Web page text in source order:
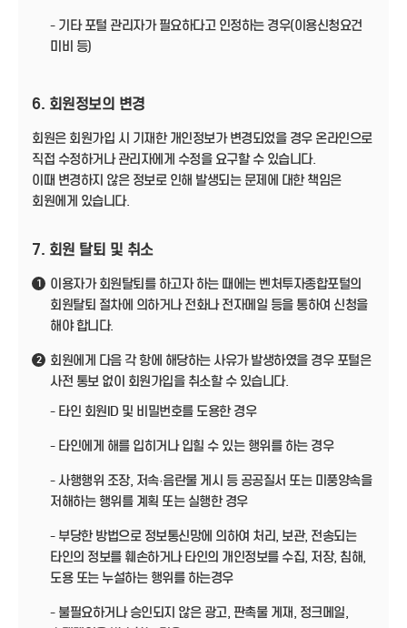
- 기타 포털 관리자가 필요하다고 인정하는 경우(이용신청요건
미비 등)
6. 회원정보의 변경
회원은 회원가입 시 기재한 개인정보가 변경되었을 경우 온라인으로
직접 수정하거나 관리자에게 수정을 요구할 수 있습니다.
이때 변경하지 않은 정보로 인해 발생되는 문제에 대한 책임은
회원에게 있습니다.
7. 회원 탈퇴 및 취소
1
이용자가 회원탈퇴를 하고자 하는 때에는 벤처투자종합포털의
회원탈퇴 절차에 의하거나 전화나 전자메일 등을 통하여 신청을
해야 합니다.
2
회원에게 다음 각 항에 해당하는 사유가 발생하였을 경우 포털은
사전 통보 없이 회원가입을 취소할 수 있습니다.
- 타인 회원ID 및 비밀번호를 도용한 경우
- 타인에게 해를 입히거나 입힐 수 있는 행위를 하는 경우
- 사행행위 조장, 저속·음란물 게시 등 공공질서 또는 미풍양속을
저해하는 행위를 계획 또는 실행한 경우
- 부당한 방법으로 정보통신망에 의하여 처리, 보관, 전송되는
타인의 정보를 훼손하거나 타인의 개인정보를 수집, 저장, 침해,
도용 또는 누설하는 행위를 하는경우
- 불필요하거나 승인되지 않은 광고, 판촉물 게재, 정크메일,